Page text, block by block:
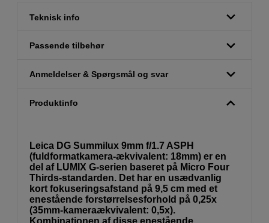
Teknisk info
Passende tilbehør
Anmeldelser & Spørgsmål og svar
Produktinfo
Leica DG Summilux 9mm f/1.7 ASPH
(fuldformatkamera-ækvivalent: 18mm) er en
del af LUMIX G-serien baseret på Micro Four
Thirds-standarden. Det har en usædvanlig
kort fokuseringsafstand på 9,5 cm med et
enestående forstørrelsesforhold på 0,25x
(35mm-kameraækvivalent: 0,5x).